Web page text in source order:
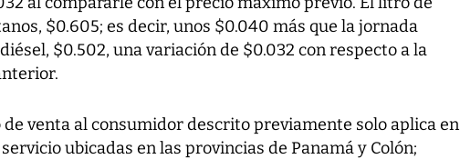
$0.605; es decir, unos $0.040 más que la jornada
$0.502, una variación de $0.032 con respecto a la
venta al consumidor descrito previamente solo aplica en
ubicadas en las provincias de Panamá y Colón;